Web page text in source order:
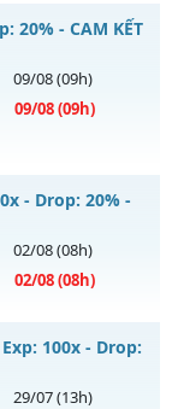
PK
20% - CAM KẾT
09/08(09h)
09/08(09h)
- Drop: 20% -
02/08(08h)
02/08(08h)
100x - Drop:
29/07(13h)